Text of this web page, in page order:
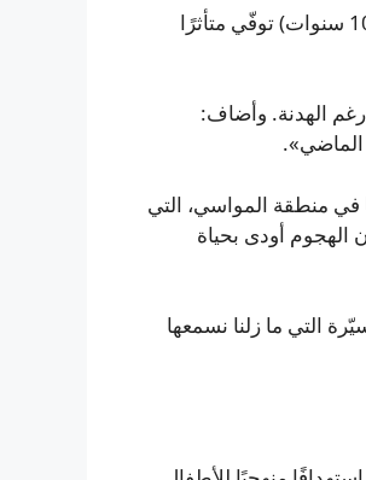
وأفاد مصدر في مستشفى ناصر لوكالة الأناضول بأن الطفل وليد يوسف أبو جزر (10 سنوات) توفّي متأثرًا
الهدنة. وأضاف:
الماضي».
في منطقة المواسي، التي
أودى بحياة
التي ما زلنا نسمعها